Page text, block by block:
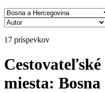
17 príspevkov
miesta: